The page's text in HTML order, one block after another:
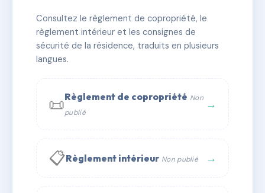
✓ Immatriculée 🏠 96 lots 🏗 3 bâtiment(s)
📞 Contacter Syndic Digital
Consultez le règlement de copropriété, le
règlement intérieur et les consignes de
sécurité de la résidence, traduits en plusieurs
langues.
📜Règlement de copropriété Non
publié
→
📋Règlement intérieur Non publié →